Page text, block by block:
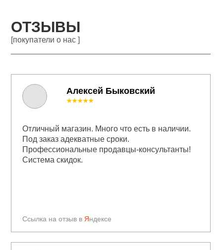
ОТЗЫВЫ
[покупатели о нас ]
Алексей Быковский
Ссылка на отзыв в Яндексе
★★★★★
Отличный магазин. Много что есть в наличии.
Под заказ адекватные сроки.
Профессиональные продавцы-консультанты!
Система скидок.